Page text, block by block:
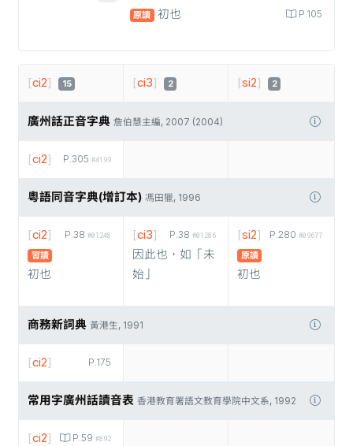
原讀 初也 P.105
[ci2] 15 [ci3] 2 [si2] 2
廣州話正音字典 詹伯慧主編, 2007 (2004)
P.305 #4199
[ci2]
粵語同音字典(增訂本) 馮田獵, 1996
P.38 #01248
[ci2]
習讀
初也
P.38 #01286
[ci3]
因此也，如「未
始」
P.280 #09677
[si2]
原讀
初也
商務新詞典 黃港生, 1991
P.175
[ci2]
常用字廣州話讀音表 香港教育署語文教育學院中文系, 1992
P.59 #892
[ci2]